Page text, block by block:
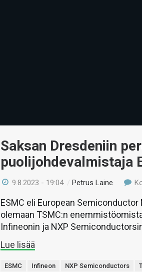
Saksan Dresdeniin
puolijohdevalmistaja
9.8.2023 - 19:04 /Petrus Laine
ESMC eli European
olemaan TSMC:n
Infineonin ja NXP
Lue lisää
ESMC Infineon NXP Semiconductors